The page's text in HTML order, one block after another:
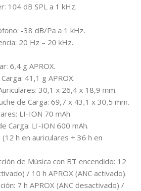
104 dB SPL a 1 kHz.
-38 dB/Pa a 1 kHz.
20 Hz – 20 kHz.
6,4 g APROX.
41,1 g APROX.
30,1 x 26,4 x 18,9 mm.
de Carga: 69,7 x 43,1 x 30,5 mm.
LI-ION 70 mAh.
Carga: LI-ION 600 mAh.
h en auriculares + 36 h en
de Música con BT encendido: 12
/ 10 h APROX (ANC activado).
7 h APROX (ANC desactivado) /